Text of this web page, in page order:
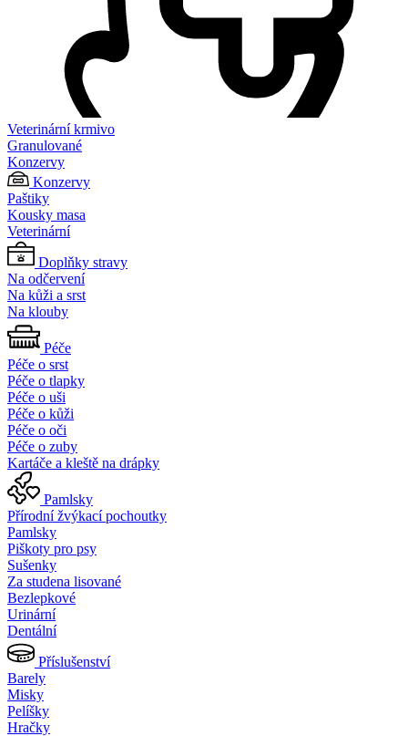
Veterinární krmivo
Granulované
Konzervy
Konzervy
Paštiky
Kousky masa
Veterinární
Doplňky stravy
Na odčervení
Na kůži a srst
Na klouby
Péče
Péče o srst
Péče o tlapky
Péče o uši
Péče o kůži
Péče o oči
Péče o zuby
Kartáče a kleště na drápky
Pamlsky
Přírodní žvýkací pochoutky
Pamlsky
Piškoty pro psy
Sušenky
Za studena lisované
Bezlepkové
Urinární
Dentální
Příslušenství
Barely
Misky
Pelíšky
Hračky